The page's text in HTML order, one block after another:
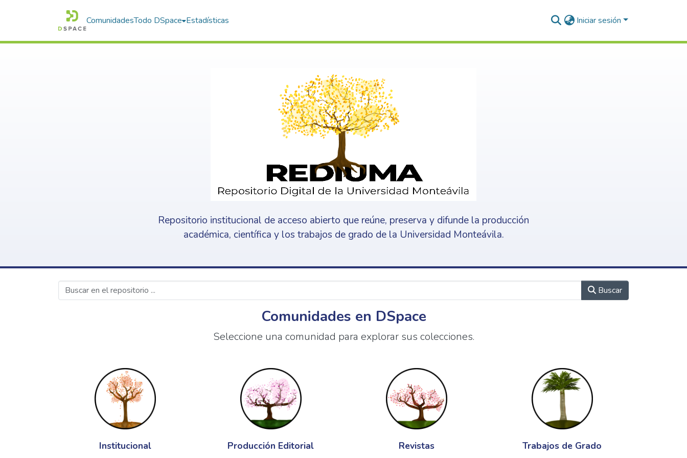
ComunidadesTodo DSpace Estadísticas Iniciar sesión
Repositorio institucional de acceso abierto que reúne, preserva y difunde la producción
académica, científica y los trabajos de grado de la Universidad Monteávila.
Buscar
Comunidades en DSpace
Seleccione una comunidad para explorar sus colecciones.
Institucional Producción Editorial Revistas Trabajos de Grado